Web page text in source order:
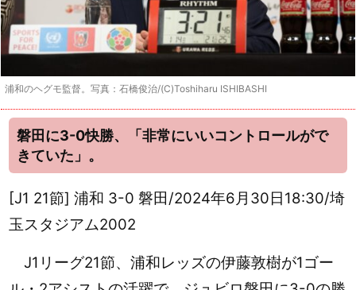
浦和のヘグモ監督。写真：石橋俊治/(C)Toshiharu ISHIBASHI
磐田に3-0快勝、「非常にいいコントロールがで
きていた」。
[J1 21節] 浦和 3-0 磐田/2024年6月30日18:30/埼
玉スタジアム2002
J1リーグ21節、浦和レッズの伊藤敦樹が1ゴー